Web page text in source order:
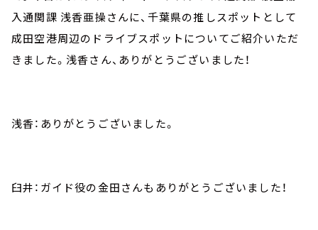
入通関課 浅香亜操さんに、千葉県の推しスポットとして
成田空港周辺のドライブスポットについてご紹介いただ
きました。浅香さん、ありがとうございました！
浅香：ありがとうございました。
臼井：ガイド役の金田さんもありがとうございました！